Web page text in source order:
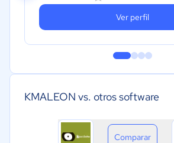
Ver perfil
KMALEON vs. otros software
Comparar